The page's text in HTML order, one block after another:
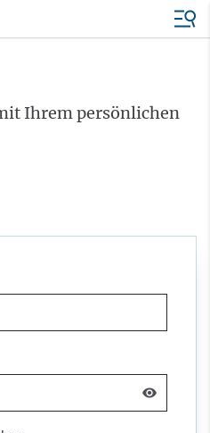
Ihrem persönlichen